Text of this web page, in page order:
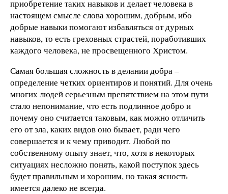
приобретение таких навыков и делает человека в
настоящем смысле слова хорошим, добрым, ибо
добрые навыки помогают избавляться от дурных
навыков, то есть греховных страстей, поработивших
каждого человека, не просвещенного Христом.
Самая большая сложность в делании добра –
определение четких ориентиров и понятий. Для очень
многих людей серьезным препятствием на этом пути
стало непонимание, что есть подлинное добро и
почему оно считается таковым, как можно отличить
его от зла, каких видов оно бывает, ради чего
совершается и к чему приводит. Любой по
собственному опыту знает, что, хотя в некоторых
ситуациях несложно понять, какой поступок здесь
будет правильным и хорошим, но такая ясность
имеется далеко не всегда.